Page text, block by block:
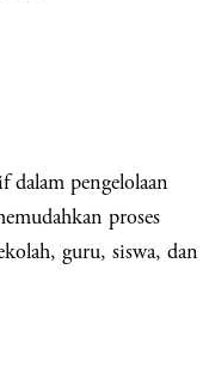
pengelolaan
proses
guru, siswa, dan